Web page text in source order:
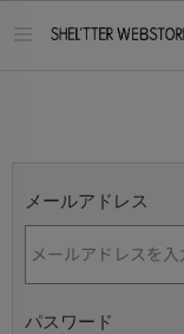
メールアドレス
パスワード